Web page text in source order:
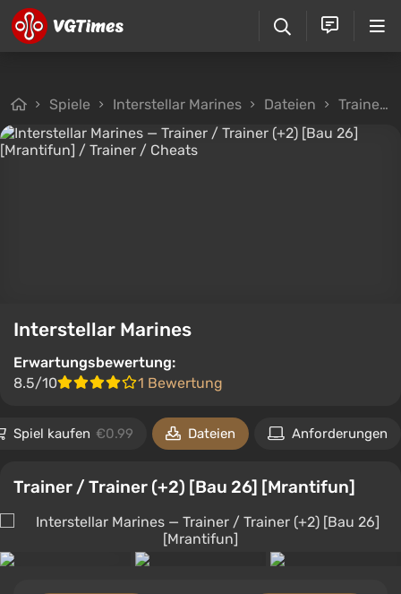
Spiele Interstellar Marines Dateien Trainer
Interstellar Marines
Erwartungsbewertung:
8.5/10
1 Bewertung
Spiel kaufen €0.99 Dateien Anforderungen
Trainer / Trainer (+2) [Bau 26] [Mrantifun]